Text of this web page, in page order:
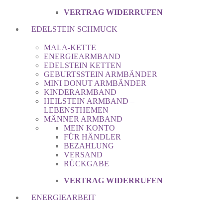
VERTRAG WIDERRUFEN
EDELSTEIN SCHMUCK
MALA-KETTE
ENERGIEARMBAND
EDELSTEIN KETTEN
GEBURTSSTEIN ARMBÄNDER
MINI DONUT ARMBÄNDER
KINDERARMBAND
HEILSTEIN ARMBAND –
LEBENSTHEMEN
MÄNNER ARMBAND
MEIN KONTO
FÜR HÄNDLER
BEZAHLUNG
VERSAND
RÜCKGABE
VERTRAG WIDERRUFEN
ENERGIEARBEIT